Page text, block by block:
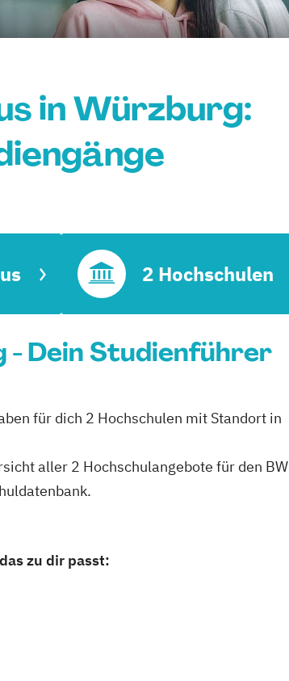
in Würzburg:
2 Hochschulen
- Dein Studienführer
für dich 2 Hochschulen mit Standort in
aller 2 Hochschulangebote für den
zu dir passt: